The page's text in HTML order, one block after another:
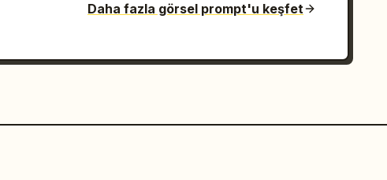
Daha fazla görsel prompt'u keşfet